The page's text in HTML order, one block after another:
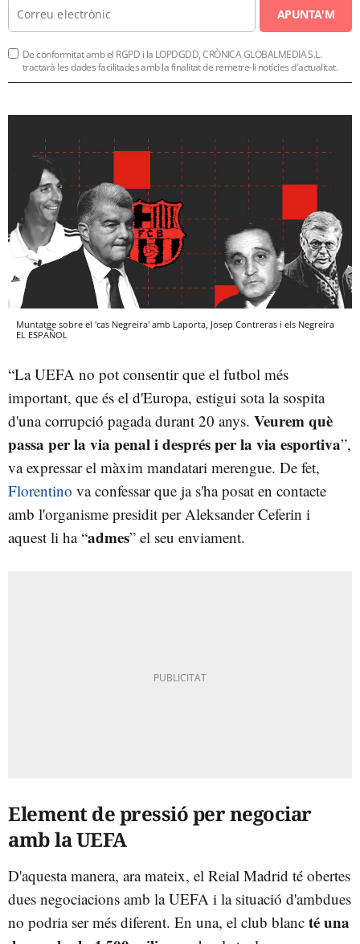
APUNTA'M
De conformitat amb el RGPD i la LOPDGDD, CRÒNICA GLOBALMEDIA S.L.
tractarà les dades facilitades amb la finalitat de remetre-li notícies d'actualitat.
Muntatge sobre el 'cas Negreira' amb Laporta, Josep Contreras i els Negreira
EL ESPAÑOL
“La UEFA no pot consentir que el futbol més
important, que és el d'Europa, estigui sota la sospita
d'una corrupció pagada durant 20 anys. Veurem què
passa per la via penal i després per la via esportiva”,
va expressar el màxim mandatari merengue. De fet,
Florentino va confessar que ja s'ha posat en contacte
amb l'organisme presidit per Aleksander Ceferin i
aquest li ha “admes” el seu enviament.
Element de pressió per negociar
amb la UEFA
D'aquesta manera, ara mateix, el Reial Madrid té obertes
dues negociacions amb la UEFA i la situació d'ambdues
no podria ser més diferent. En una, el club blanc té una